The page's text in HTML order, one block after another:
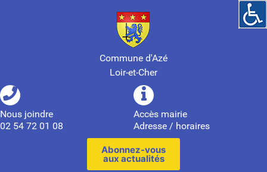
Commune d'Azé
Loir-et-Cher
Nous joindre
02 54 72 01 08
Accès mairie
Adresse / horaires
Abonnez-vous
aux actualités